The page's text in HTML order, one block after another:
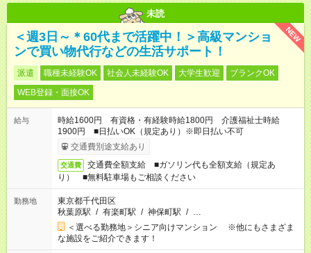
未読
NEW
＜週3日～＊60代まで活躍中！＞高級マンショ
ンで買い物代行などの生活サポート！
派遣 職種未経験OK 社会人未経験OK 大学生歓迎
ブランクOK
WEB登録・面接OK
給与
時給1600円 有資格・有経験時給1800円 介護福祉士時給
1900円 ■日払いOK（規定あり）※即日払い不可
交通費別途支給あり
交通費
交通費全額支給 ■ガソリン代も全額支給（規定あ
り） ■無料駐車場もご相談ください
勤務地
東京都千代田区
秋葉原駅 / 有楽町駅 / 神保町駅 / …
＜選べる勤務地＞シニア向けマンション ※他にもさまざま
な施設をご紹介できます！